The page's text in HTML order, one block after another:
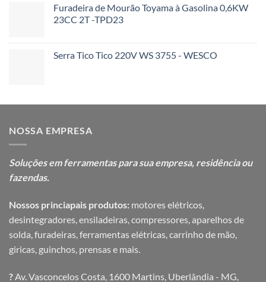
Furadeira de Mourão Toyama à Gasolina 0,6KW
23CC 2T -TPD23
Serra Tico Tico 220V WS 3755 - WESCO
NOSSA EMPRESA
Soluções em ferramentas para suaempresa, residência ou
fazendas.
Nossos princiapais produtos: motores elétricos,
desintegradores, ensiladeiras, compressores, aparelhos de
solda, furadeiras, ferramentas elétricas, carrinho de mão,
giricas, guinchos, prensas e mais.
?Av. Vasconcelos Costa, 1600 Martins, Uberlândia - MG,